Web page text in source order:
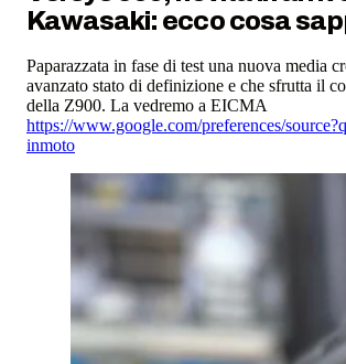
Kawasaki: ecco cosa
Paparazzata in fase di test una nuova media
avanzato stato di definizione e che sfrutta il
della Z900. La vedremo a EICMA
https://www.google.com/preferences/
inmoto